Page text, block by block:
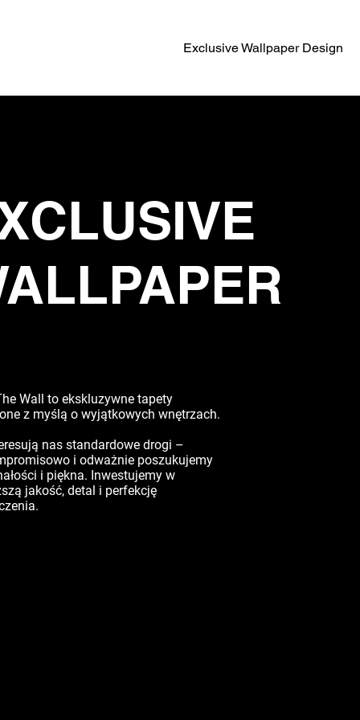
Exclusive Wallpaper Design
Wall to ekskluzywne tapety
z myślą o wyjątkowych wnętrzach.
resują nas standardowe drogi –
i odważnie poszukujemy
i piękna. Inwestujemy w
jakość, detal i perfekcję